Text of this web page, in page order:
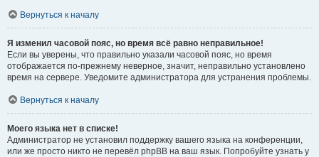
Вернуться к началу
Я изменил часовой пояс, но время всё равно неправильное!
Если вы уверены, что правильно указали часовой пояс, но время
отображается по-прежнему неверное, значит, неправильно установлено
время на сервере. Уведомите администратора для устранения проблемы.
Вернуться к началу
Моего языка нет в списке!
Администратор не установил поддержку вашего языка на конференции,
или же просто никто не перевёл phpBB на ваш язык. Попробуйте узнать у